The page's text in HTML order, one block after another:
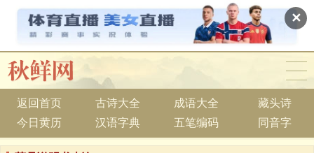
✕
返回首页 古诗大全 成语大全
藏头诗
今日黄历
汉语字典 五笔编码 同音字